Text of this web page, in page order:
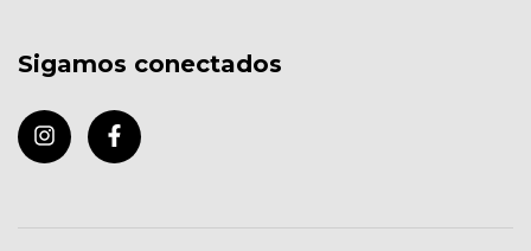
Sigamos conectados